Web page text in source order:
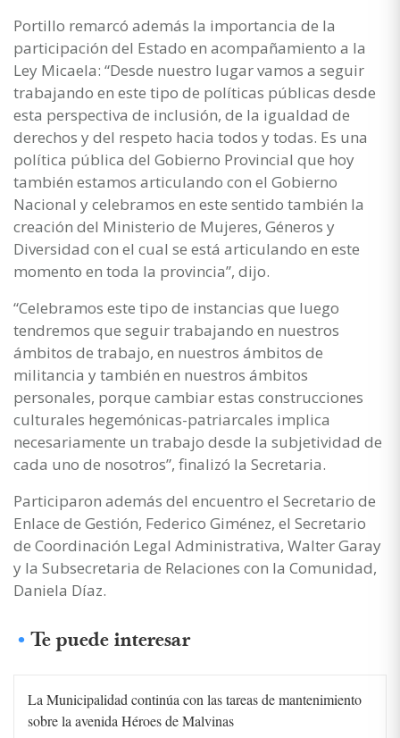
Portillo remarcó además la importancia de la
participación del Estado en acompañamiento a la
Ley Micaela: “Desde nuestro lugar vamos a seguir
trabajando en este tipo de políticas públicas desde
esta perspectiva de inclusión, de la igualdad de
derechos y del respeto hacia todos y todas. Es una
política pública del Gobierno Provincial que hoy
también estamos articulando con el Gobierno
Nacional y celebramos en este sentido también la
creación del Ministerio de Mujeres, Géneros y
Diversidad con el cual se está articulando en este
momento en toda la provincia”, dijo.
“Celebramos este tipo de instancias que luego
tendremos que seguir trabajando en nuestros
ámbitos de trabajo, en nuestros ámbitos de
militancia y también en nuestros ámbitos
personales, porque cambiar estas construcciones
culturales hegemónicas-patriarcales implica
necesariamente un trabajo desde la subjetividad de
cada uno de nosotros”, finalizó la Secretaria.
Participaron además del encuentro el Secretario de
Enlace de Gestión, Federico Giménez, el Secretario
de Coordinación Legal Administrativa, Walter Garay
y la Subsecretaria de Relaciones con la Comunidad,
Daniela Díaz.
Te puede interesar
La Municipalidad continúa con las tareas de mantenimiento
sobre la avenida Héroes de Malvinas